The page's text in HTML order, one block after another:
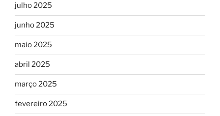
julho 2025
junho 2025
maio 2025
abril 2025
março 2025
fevereiro 2025